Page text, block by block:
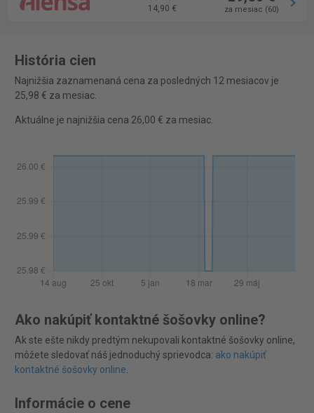
14,90 € za mesiac (60)
História cien
Najnižšia zaznamenaná cena za posledných 12 mesiacov je
25,98 € za mesiac.
Aktuálne je najnižšia cena 26,00 € za mesiac.
Ako nakúpiť kontaktné šošovky online?
Ak ste ešte nikdy predtým nekupovali kontaktné šošovky online,
môžete sledovať náš jednoduchý sprievodca: ako nakúpiť
kontaktné šošovky online.
Informácie o cene